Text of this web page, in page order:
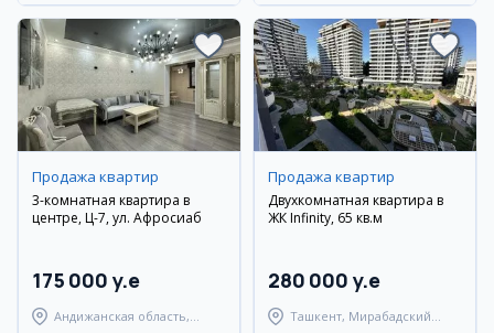
Продажа квартир
3-комнатная квартира в
центре, Ц-7, ул. Афросиаб
175 000 y.e
Андижанская область,
Продажа квартир
Двухкомнатная квартира в
ЖК Infinity, 65 кв.м
280 000 y.e
Ташкент, Мирабадский